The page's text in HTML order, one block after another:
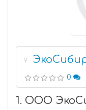
9
0
1. ООО